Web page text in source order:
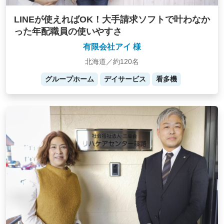
LINEが使えればOK！大手請求ソフトで叶わなか
った年配職員の使いやすさ
有限会社アイ 様
北海道／約120名
グループホーム デイサービス 看多機